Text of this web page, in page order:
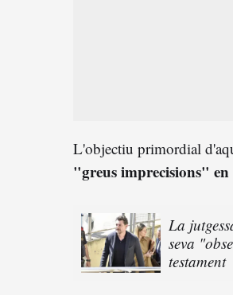
L'objectiu primordial
"greus imprecisions" en
La
seva
testament